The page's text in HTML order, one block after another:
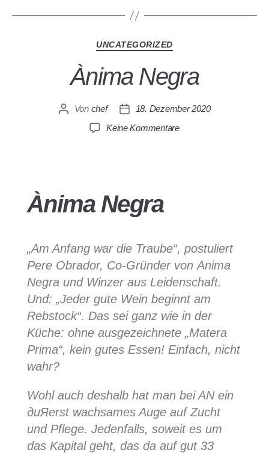
UNCATEGORIZED
Ànima Negra
Von chef
18. Dezember 2020
Keine Kommentare
Ànima Negra
„Am Anfang war die Traube“, postuliert
Pere Obrador, Co-Gründer von Аnima
Negra und Winzer aus Leidenschaft.
Und: „Jeder gute Wein beginnt am
Rebstock“. Das sei ganz wie in der
Küche: ohne ausgezeichnete „Matera
Prima“, kein gutes Essen! Einfach, nicht
wahr?
Wohl auch deshalb hat man bei AN ein
дuЯerst wachsames Auge auf Zucht
und Pflege. Jedenfalls, soweit es um
das Kapital geht, das da auf gut 33